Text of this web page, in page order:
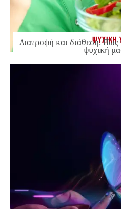
ΨΥΧΙΚΗ
Διατροφή και διάθεση: Πώς
ψυχική